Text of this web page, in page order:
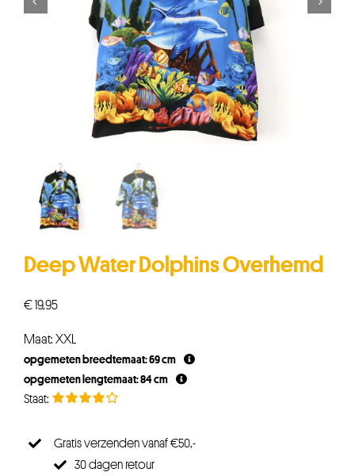
Deep Water Dolphins Overhemd
€19,95
Maat: XXL
opgemeten breedtemaat: 69 cm
opgemeten lengtemaat: 84 cm
Gratis verzenden vanaf €50,-
30 dagen retour